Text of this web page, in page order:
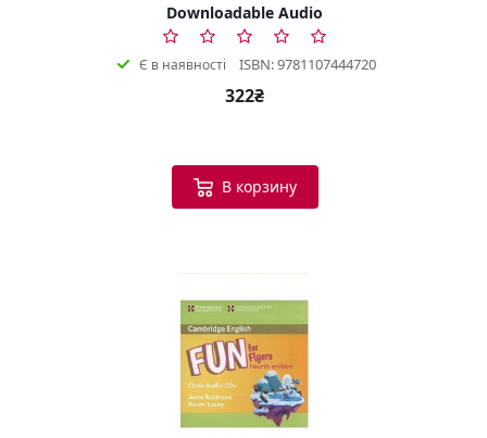
Downloadable Audio
Є в наявності ISBN: 9781107444720
322₴
В корзину